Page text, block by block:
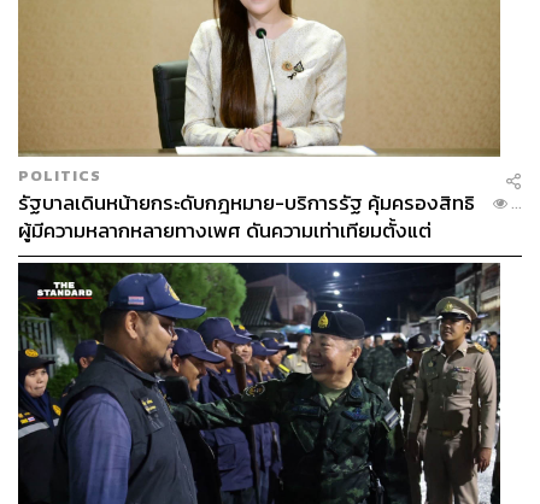
นอกจากนี้อาจารย์มานะ ยังขยายความถึงคำว่า ระบบนิเวศที่
ต่อต้านการทุจริต ว่า ข้าราชการไม่ได้ทำงานอยู่โดดๆ แต่
เกี่ยวพันกับความต้องการของประชาชน นักธุรกิจ และปัจจัย
ซัพพลายเชน หากการจัดซื้อจัดจ้าง เช่น เครื่องออกกำลังกาย
มีราคาแพงระดับมหาเศรษฐีใช้ หรือหากเจ้าหน้าที่ใช้ดุลพินิจ
ตามกฎหมายแบบตึงเป๊ะจนขาดความยืดหยุ่น ประชาชนก็เข้า
ถึงบริการยาก นำไปสู่การวิ่งเต้น
ที่สำคัญคือวัฒนธรรมการเอาใจนาย หากข้าราชการผู้ใหญ่
ยังชินกับการรับของขวัญช่วงปีใหม่ สงกรานต์ วันเกิด หรือ
การเอารถหลวงมาใช้งานส่วนตัว ระบบเส้นสายก็จะยังคงอยู่
และข้าราชการน้ำดีที่ตั้งใจทำงานเพื่อประชาชนก็จะหมด
โอกาสและเบื่อหน่ายไปในที่สุด
การบ้านถึง ‘ผู้ว่าฯ คนใหม่’ และพลังของทุกคะแนน
เสียง
POLITICS
รัฐบาลเดินหน้ายกระดับกฎหมาย-บริการรัฐ คุ้มครองสิทธิ
ผู้มีความหลากหลายทางเพศ ดันความเท่าเทียมตั้งแต่
หลักสูตรในห้องเรียนถึงที่ทำงาน
...